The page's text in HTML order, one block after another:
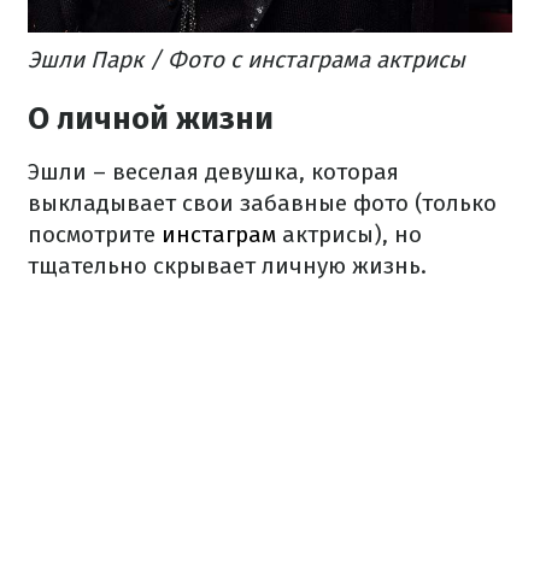
Эшли Парк / Фото с инстаграма актрисы
О личной жизни
Эшли – веселая девушка, которая
выкладывает свои забавные фото (только
посмотрите инстаграм актрисы), но
тщательно скрывает личную жизнь.